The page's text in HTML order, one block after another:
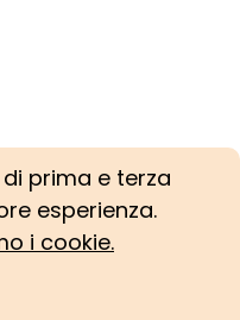
prima e terza
esperienza.
i cookie.